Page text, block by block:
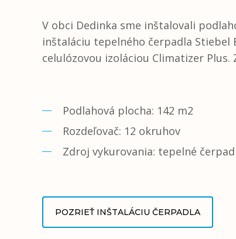
V obci Dedinka sme inštalovali
inštaláciu tepelného čerpadla Stiebel
celulózovou izoláciou Climatizer
Podlahová plocha: 142 m2
Rozdeľovač: 12 okruhov
Zdroj vykurovania: tepelné
POZRIEŤ INŠTALÁCIU ČERPADLA